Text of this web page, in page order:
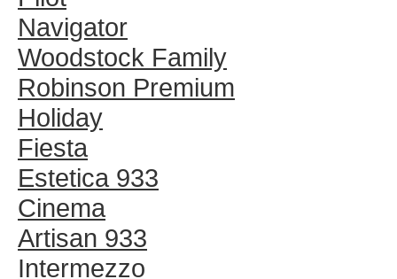
Navigator
Woodstock Family
Robinson Premium
Holiday
Fiesta
Estetica 933
Cinema
Artisan 933
Intermezzo